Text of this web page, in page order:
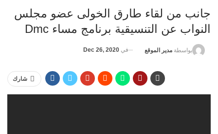
جانب من لقاء طارق الخولى عضو مجلس
النواب عن التنسيقية برنامج مساء Dmc
بواسطة مدير الموقع في Dec 26, 2020
شارك